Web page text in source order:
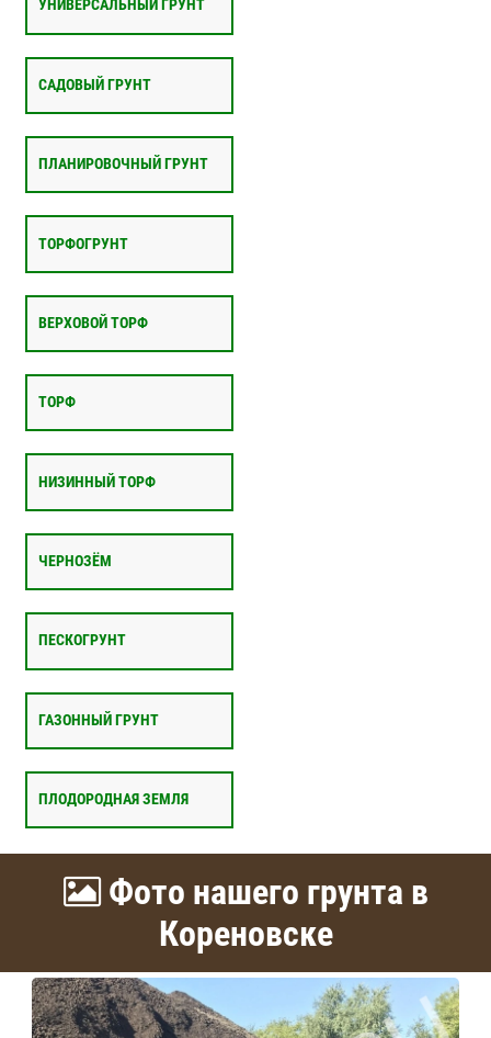
УНИВЕРСАЛЬНЫЙ ГРУНТ
САДОВЫЙ ГРУНТ
ПЛАНИРОВОЧНЫЙ ГРУНТ
ТОРФОГРУНТ
ВЕРХОВОЙ ТОРФ
ТОРФ
НИЗИННЫЙ ТОРФ
ЧЕРНОЗЁМ
ПЕСКОГРУНТ
ГАЗОННЫЙ ГРУНТ
ПЛОДОРОДНАЯ ЗЕМЛЯ
Фото нашего грунта в
Кореновске